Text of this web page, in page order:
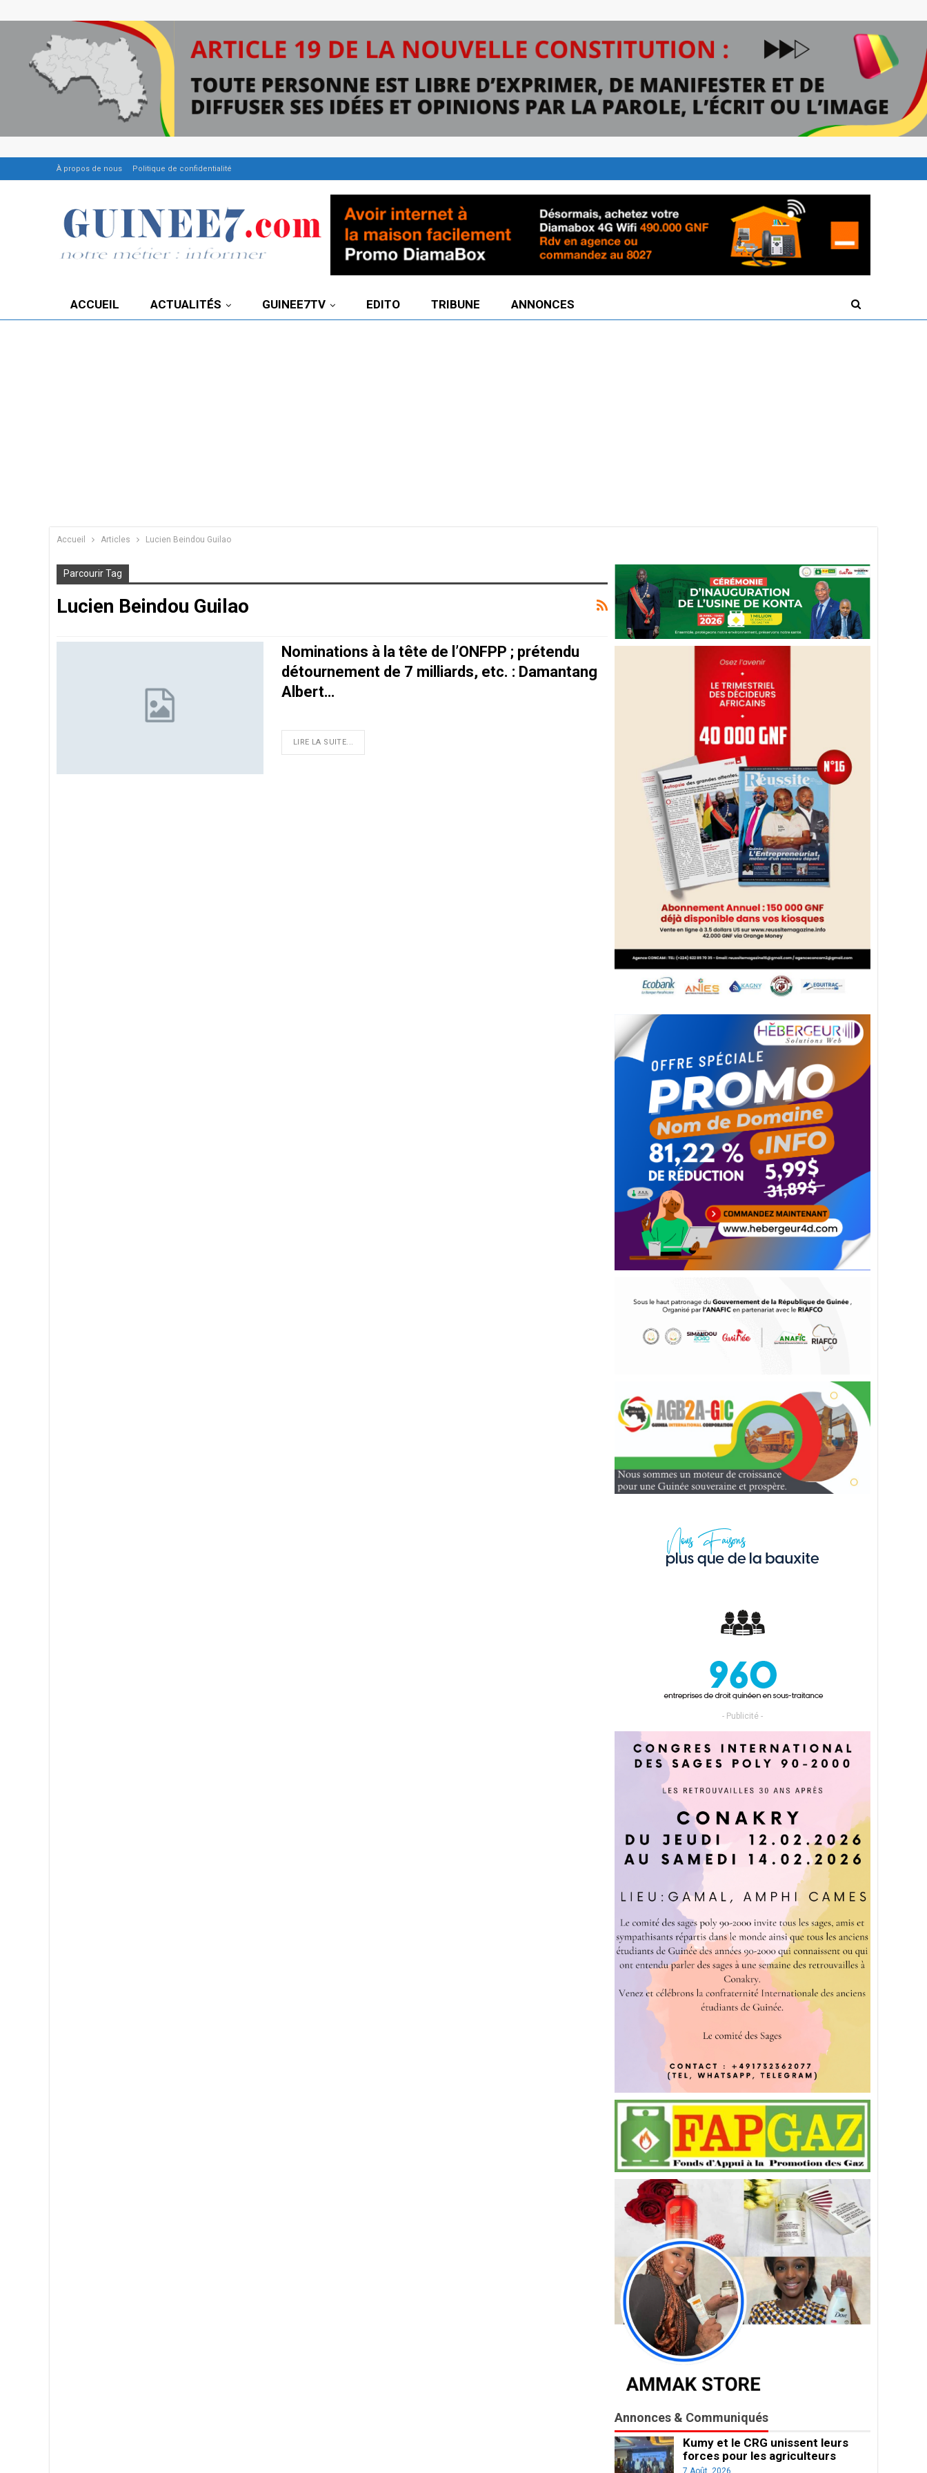
À propos de nous Politique de confidentialité
ACCUEIL ACTUALITÉS GUINEE7TV EDITO TRIBUNE ANNONCES
Accueil Articles Lucien Beindou Guilao
Parcourir Tag
Lucien Beindou Guilao
Nominations à la tête de l’ONFPP ; prétendu
détournement de 7 milliards, etc. : Damantang
Albert…
LIRE LA SUITE...
- Publicité -
Annonces & Communiqués
Kumy et le CRG unissent leurs
forces pour les agriculteurs